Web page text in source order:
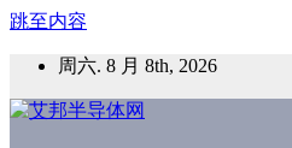
跳至内容
周六. 8 月 8th, 2026